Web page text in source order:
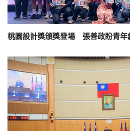
桃園設計獎頒獎登場 張善政盼青年